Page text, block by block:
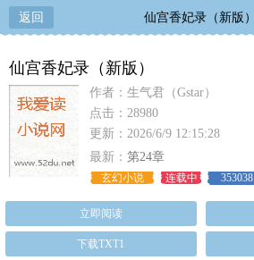
返回 仙宫香妃录（新版）
仙宫香妃录（新版）
作者：生气君（Gstar）
点击：28980
更新：2026/6/9 12:15:28
最新： 第24章
玄幻小说 连载中 353038
立即阅读
下载TXT1